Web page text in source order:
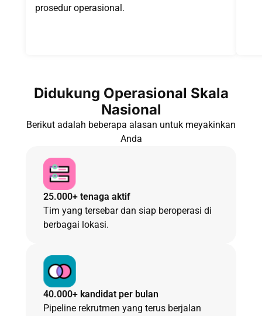
prosedur operasional.
Didukung Operasional Skala
Nasional
Berikut adalah beberapa alasan untuk meyakinkan
Anda
25.000+ tenaga aktif
Tim yang tersebar dan siap beroperasi di
berbagai lokasi.
40.000+ kandidat per bulan
Pipeline rekrutmen yang terus berjalan